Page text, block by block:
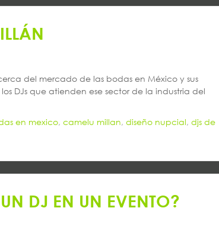
del mercado de las bodas en México y sus
DJs que atienden ese sector de la industria del
en mexico, camelu millan, diseño nupcial, djs de
DJ EN UN EVENTO?